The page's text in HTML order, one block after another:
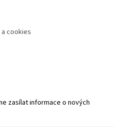
cookies
zasílat informace o nových